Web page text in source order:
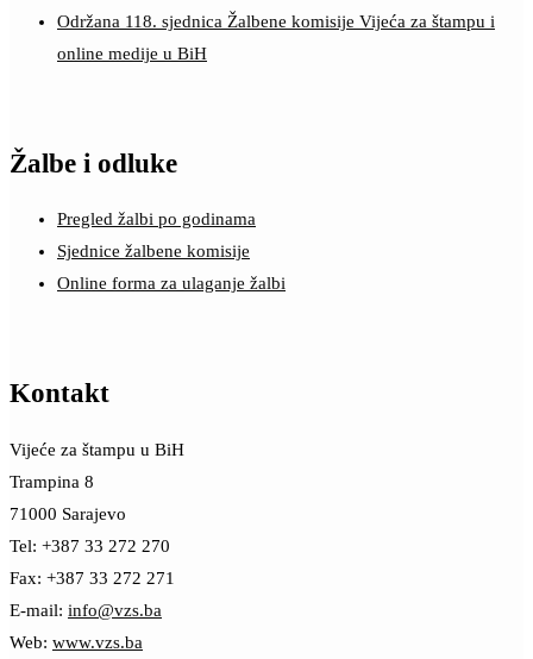
Održana 118. sjednica Žalbene komisije Vijeća za štampu i
online medije u BiH
Žalbe i odluke
Pregled žalbi po godinama
Sjednice žalbene komisije
Online forma za ulaganje žalbi
Kontakt
Vijeće za štampu u BiH
Trampina 8
71000 Sarajevo
Tel: +387 33 272 270
Fax: +387 33 272 271
E-mail: info@vzs.ba
Web: www.vzs.ba